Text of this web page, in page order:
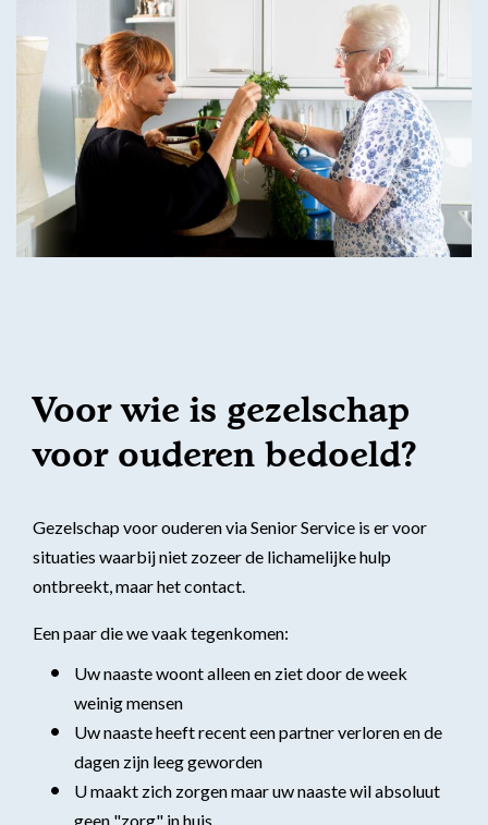
Voor wie is gezelschap
voor ouderen bedoeld?
Gezelschap voor ouderen via Senior Service is er voor
situaties waarbij niet zozeer de lichamelijke hulp
ontbreekt, maar het contact.
Een paar die we vaak tegenkomen:
Uw naaste woont alleen en ziet door de week
weinig mensen
Uw naaste heeft recent een partner verloren en de
dagen zijn leeg geworden
U maakt zich zorgen maar uw naaste wil absoluut
geen "zorg" in huis